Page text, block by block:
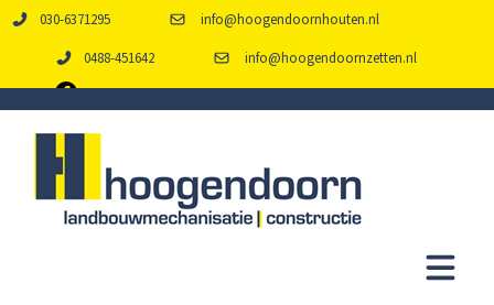
030-6371295 info@hoogendoornhouten.nl
0488-451642 info@hoogendoornzetten.nl